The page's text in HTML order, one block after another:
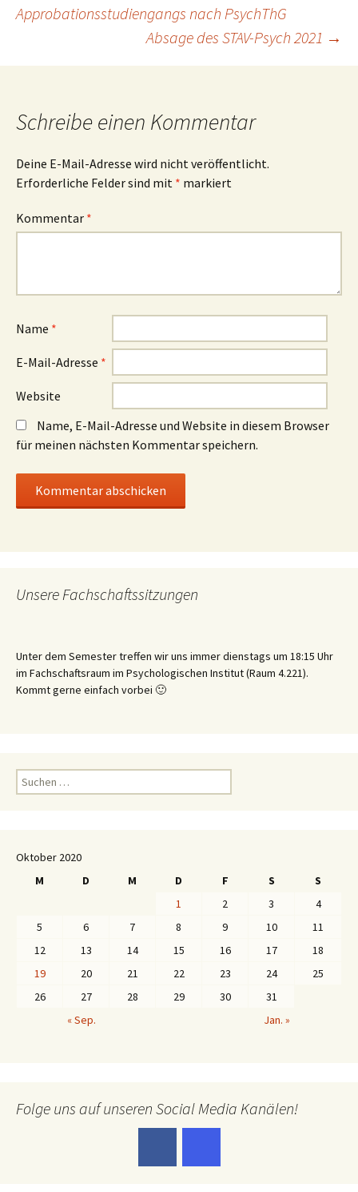
Approbationsstudiengangs nach PsychThG
Absage des STAV-Psych 2021 →
Schreibe einen Kommentar
Deine E-Mail-Adresse wird nicht veröffentlicht.
Erforderliche Felder sind mit * markiert
Kommentar *
Name *
E-Mail-Adresse *
Website
Name, E-Mail-Adresse und Website in diesem Browser
für meinen nächsten Kommentar speichern.
Unsere Fachschaftssitzungen
Unter dem Semester treffen wir uns immer dienstags um 18:15 Uhr
im Fachschaftsraum im Psychologischen Institut (Raum 4.221).
Kommt gerne einfach vorbei 🙂
Suchen
nach:
Oktober 2020
M
D M D F S
S
1
2 3
4
5
6 7 8 9 10
11
12
13 14 15 16 17
18
19
20 21 22 23 24
25
26
27 28 29 30
31
« Sep.
Jan. »
Folge uns auf unseren Social Media Kanälen!